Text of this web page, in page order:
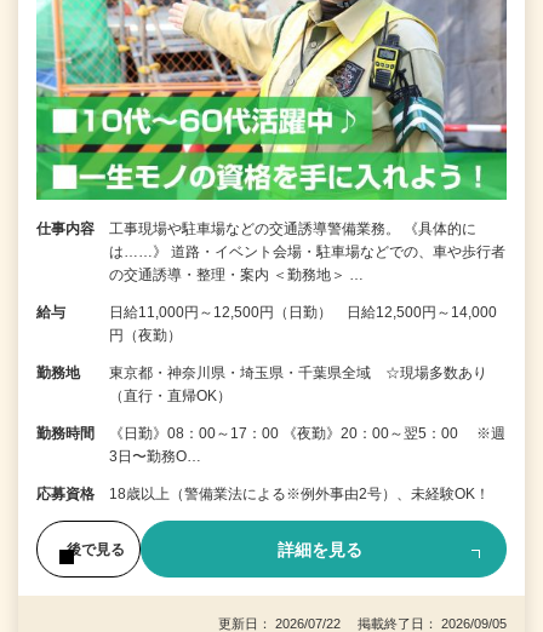
仕事内容
工事現場や駐車場などの交通誘導警備業務。 《具体的に
は……》 道路・イベント会場・駐車場などでの、車や歩行者
の交通誘導・整理・案内 ＜勤務地＞ …
給与
日給11,000円～12,500円（日勤） 日給12,500円～14,000
円（夜勤）
勤務地
東京都・神奈川県・埼玉県・千葉県全域 ☆現場多数あり
（直行・直帰OK）
勤務時間
《日勤》08：00～17：00 《夜勤》20：00～翌5：00 ※週
3日〜勤務O…
応募資格 18歳以上（警備業法による※例外事由2号）、未経験OK！
後で見る 詳細を見る
更新日： 2026/07/22 掲載終了日： 2026/09/05